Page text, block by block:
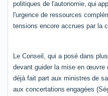
politiques de l'autonomie, qui
l'urgence de ressources
tensions encore accrues par la
Le Conseil, qui a posé dans
devant guider la mise en œuvre
déjà fait part aux ministres de
aux concertations engagées